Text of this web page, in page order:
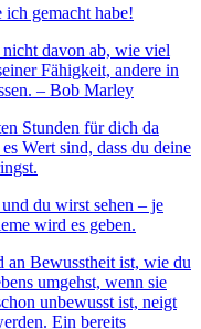
gemacht habe!
davon ab, wie viel
Fähigkeit, andere in
– Bob Marley
Stunden für dich da
Wert sind, dass du deine
du wirst sehen – je
wird es geben.
an Bewusstheit ist, wie du
umgehst, wenn sie
unbewusst ist, neigt
Ein bereits